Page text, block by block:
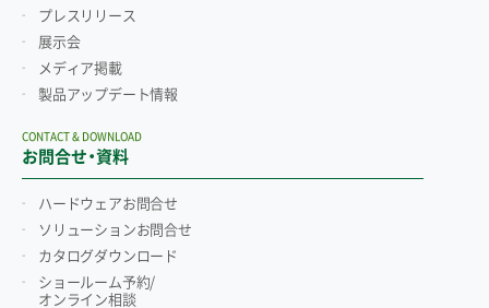
プレスリリース
展示会
メディア掲載
製品アップデート情報
お問合せ・資料
CONTACT & DOWNLOAD
ハードウェアお問合せ
ソリューションお問合せ
カタログダウンロード
ショールーム予約/
オンライン相談